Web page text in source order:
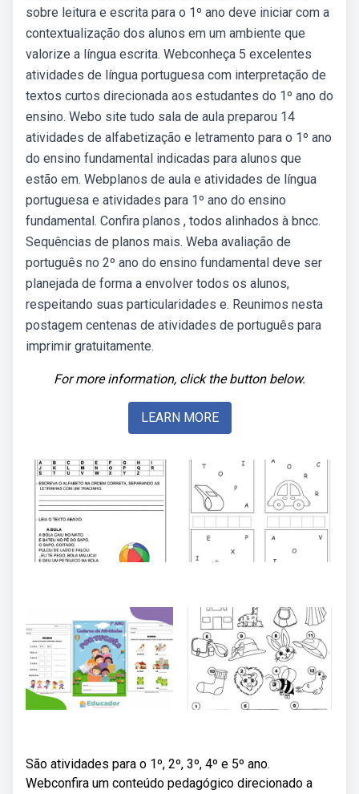
sobre leitura e escrita para o 1º ano deve iniciar com a
contextualização dos alunos em um ambiente que
valorize a língua escrita. Webconheça 5 excelentes
atividades de língua portuguesa com interpretação de
textos curtos direcionada aos estudantes do 1º ano do
ensino. Webo site tudo sala de aula preparou 14
atividades de alfabetização e letramento para o 1º ano
do ensino fundamental indicadas para alunos que
estão em. Webplanos de aula e atividades de língua
portuguesa e atividades para 1º ano do ensino
fundamental. Confira planos , todos alinhados à bncc.
Sequências de planos mais. Weba avaliação de
português no 2º ano do ensino fundamental deve ser
planejada de forma a envolver todos os alunos,
respeitando suas particularidades e. Reunimos nesta
postagem centenas de atividades de português para
imprimir gratuitamente.
For more information, click the button below.
LEARN MORE
São atividades para o 1º, 2º, 3º, 4º e 5º ano.
Webconfira um conteúdo pedagógico direcionado a